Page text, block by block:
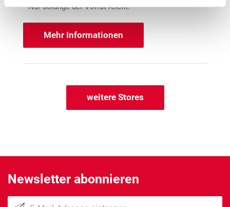
Nur solange der Vorrat reicht.
Mehr Informationen
weitere Stores
Newsletter abonnieren